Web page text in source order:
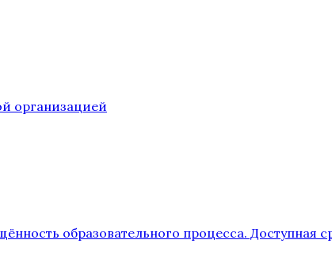
организацией
образовательного процесса. Доступная